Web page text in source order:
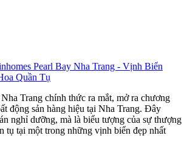
Pearl Bay Nha Trang - Vịnh Biển
Quần Tụ
Trang chính thức ra mắt, mở ra chương
động sản hàng hiệu tại Nha Trang. Đây
nghỉ dưỡng, mà là biểu tượng của sự thượng
tụ tại một trong những vịnh biển đẹp nhất